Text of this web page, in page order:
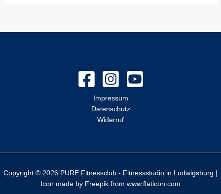
e
Impressum
Datenschutz
Widerruf
Copyright © 2026 PURE Fitnessclub - Fitnessstudio in Ludwigsburg |
Icon made by Freepik from www.flaticon.com